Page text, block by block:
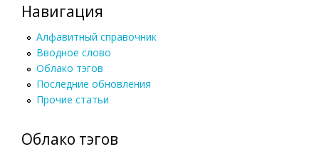
Навигация
Алфавитный справочник
Вводное слово
Облако тэгов
Последние обновления
Прочие статьи
Облако тэгов